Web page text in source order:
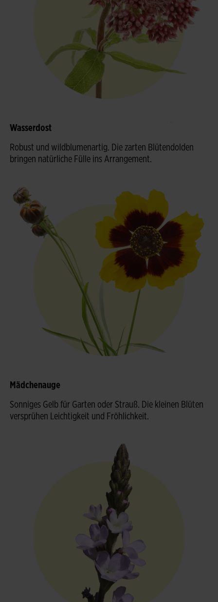
Wasserdost
Robust und wildblumenartig. Die zarten Blütendolden
bringen natürliche Fülle ins Arrangement.
Mädchenauge
Sonniges Gelb für Garten oder Strauß. Die kleinen Blüten
versprühen Leichtigkeit und Fröhlichkeit.